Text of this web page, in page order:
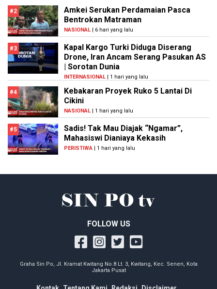
#2
Amkei Serukan Perdamaian Pasca
Bentrokan Matraman
NASIONAL | 6 hari yang lalu
#3
Kapal Kargo Turki Diduga Diserang
Drone, Iran Ancam Serang Pasukan AS
| Sorotan Dunia
INTERNASIONAL | 1 hari yang lalu
#4
Kebakaran Proyek Ruko 5 Lantai Di
Cikini
NASIONAL | 1 hari yang lalu
#5
Sadis! Tak Mau Diajak “Ngamar”,
Mahasiswi Dianiaya Kekasih
PERISTIWA | 1 hari yang lalu
FOLLOW US
Graha Sin Po, Jl. Kramat Kwitang No.8 Lt. 3, Kwitang, Kec. Senen, Kota
Jakarta Pusat